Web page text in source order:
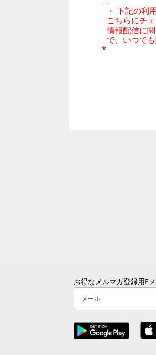
・ 下記の利
こちらにチ
情報配信に
で、いつで
*
お得なメルマガ登録用E
メール